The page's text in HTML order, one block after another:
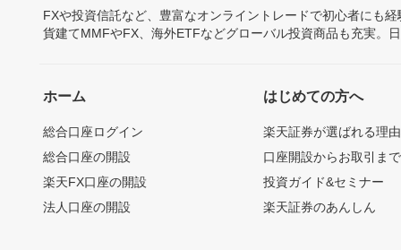
FXや投資信託など、豊富なオンライントレードで初心者にも
貨建てMMFやFX、海外ETFなどグローバル投資商品も充実。
ホーム
総合口座ログイン
総合口座の開設
楽天FX口座の開設
法人口座の開設
はじめての方へ
楽天証券が選ばれる理由
口座開設からお取引ま
投資ガイド&セミナー
楽天証券のあんしん